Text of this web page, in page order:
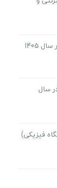
سال
فیزیکی)